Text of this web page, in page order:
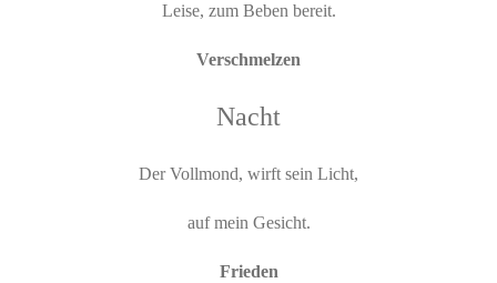
Leise, zum Beben bereit.
Verschmelzen
Nacht
Der Vollmond, wirft sein Licht,
auf mein Gesicht.
Frieden